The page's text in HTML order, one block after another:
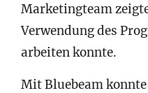
Marketingteam
Verwendung des
arbeiten konnte.
Mit Bluebeam